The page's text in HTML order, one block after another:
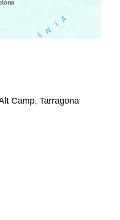
Camp, Tarragona